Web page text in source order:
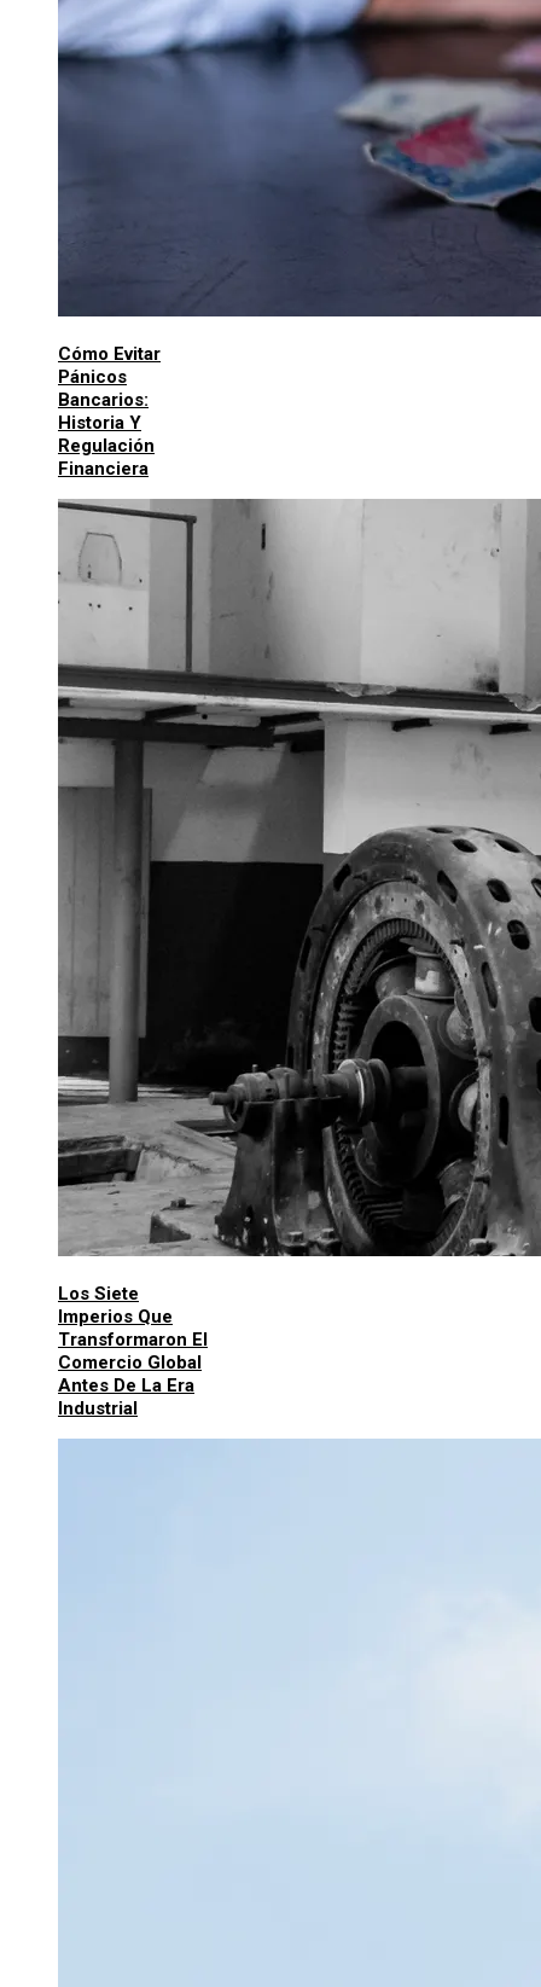
Cómo Evitar
Pánicos
Bancarios:
Historia Y
Regulación
Financiera
Los Siete
Imperios Que
Transformaron El
Comercio Global
Antes De La Era
Industrial